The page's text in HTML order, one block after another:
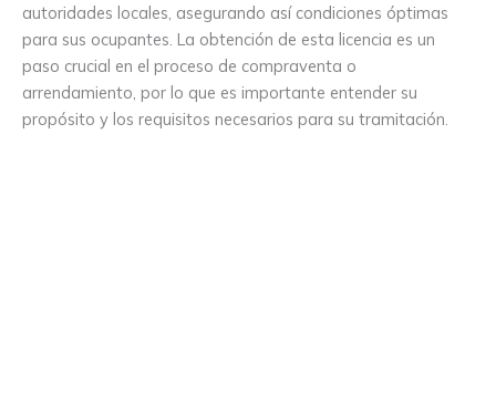
autoridades locales, asegurando así condiciones óptimas
para sus ocupantes. La obtención de esta licencia es un
paso crucial en el proceso de compraventa o
arrendamiento, por lo que es importante entender su
propósito y los requisitos necesarios para su tramitación.